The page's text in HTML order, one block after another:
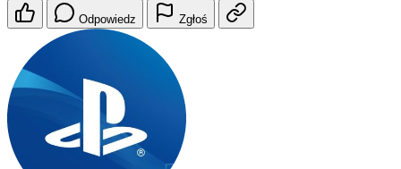
Odpowiedz Zgłoś